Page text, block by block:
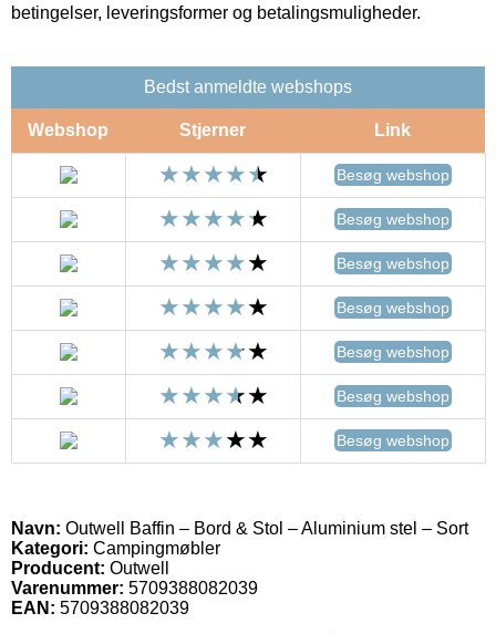
betingelser, leveringsformer og betalingsmuligheder.
Bedst anmeldte webshops
Webshop Stjerner Link
Besøg webshop
Besøg webshop
Besøg webshop
Besøg webshop
Besøg webshop
Besøg webshop
Besøg webshop
Navn: Outwell Baffin – Bord & Stol – Aluminium stel – Sort
Kategori: Campingmøbler
Producent: Outwell
Varenummer: 5709388082039
EAN: 5709388082039